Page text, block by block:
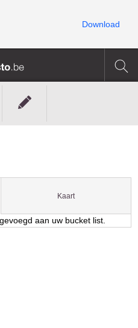
Kaart
aan uw bucket list.
Download